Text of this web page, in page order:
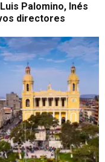
Palomino, Inés
directores